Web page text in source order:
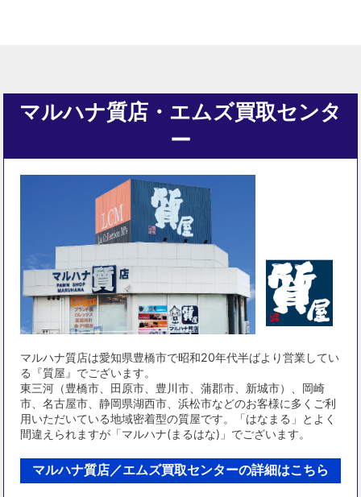
マルハナ質店・エムズ買取センタ
ー
マルハナ質店は愛知県豊橋市で昭和20年代半ばより営業してい
る『質屋』でございます。
東三河（豊橋市、田原市、豊川市、蒲郡市、新城市）、岡崎
市、名古屋市、静岡県湖西市、浜松市などのお客様に多くご利
用いただいている地域密着型の質屋です。「はなまる」とよく
間違えられますが「マルハナ(まるはな)」でございます。
マルハナ質店／エムズ買取センターの詳細はこちら